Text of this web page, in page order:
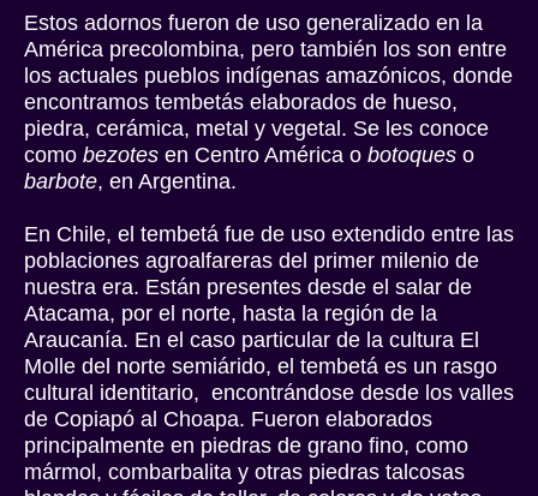
Estos adornos fueron de uso generalizado en la
América precolombina, pero también los son entre
los actuales pueblos indígenas amazónicos, donde
encontramos tembetás elaborados de hueso,
piedra, cerámica, metal y vegetal. Se les conoce
como bezotes en Centro América o botoques o
barbote, en Argentina.
En Chile, el tembetá fue de uso extendido entre las
poblaciones agroalfareras del primer milenio de
nuestra era. Están presentes desde el salar de
Atacama, por el norte, hasta la región de la
Araucanía. En el caso particular de la cultura El
Molle del norte semiárido, el tembetá es un rasgo
cultural identitario, encontrándose desde los valles
de Copiapó al Choapa. Fueron elaborados
principalmente en piedras de grano fino, como
mármol, combarbalita y otras piedras talcosas